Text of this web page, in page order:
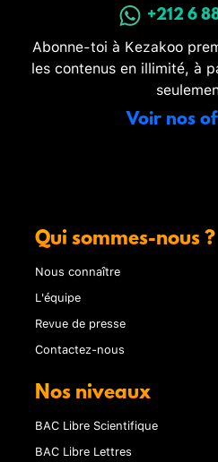
+212 6
Abonne-toi à Kezakoo
les contenus en illimité, à
Voir nos
Qui sommes-nous ?
Nous connaître
L'équipe
Revue de presse
Contactez-nous
Nos niveaux
BAC Libre Scientifique
BAC Libre Lettres